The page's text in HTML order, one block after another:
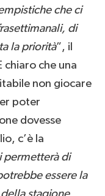
che ci
di
la priorità”, il
che una
non giocare
poter
dovesse
c’è la
permetterà di
essere la